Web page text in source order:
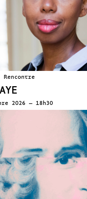
Rencontre
2026 – 18h30